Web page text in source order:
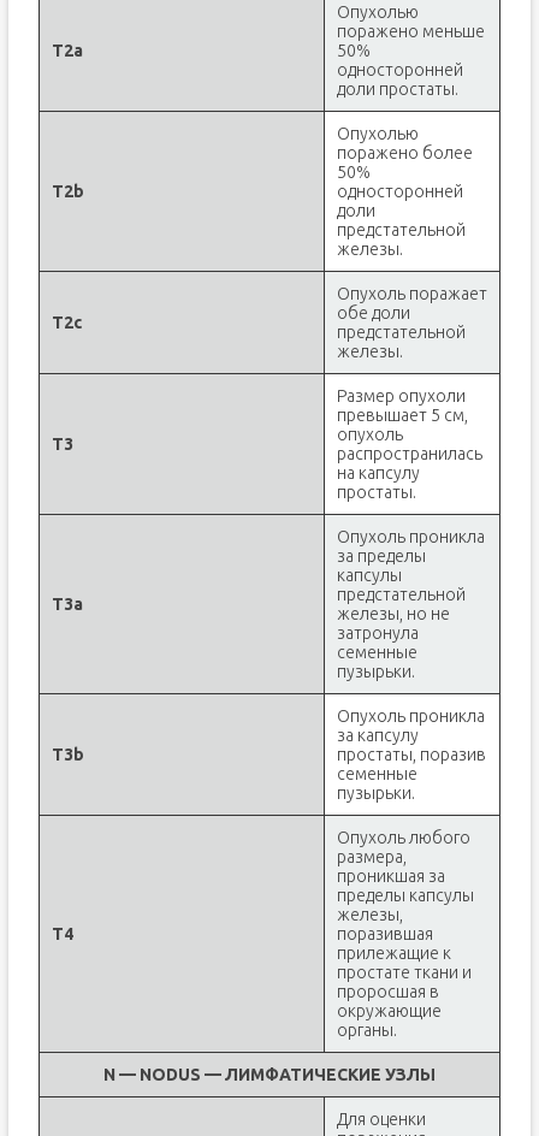
T2a
Опухолью
поражено меньше
50%
односторонней
доли простаты.
T2b
Опухолью
поражено более
50%
односторонней
доли
предстательной
железы.
T2c
Опухоль поражает
обе доли
предстательной
железы.
T3
Размер опухоли
превышает 5 см,
опухоль
распространилась
на капсулу
простаты.
T3a
Опухоль проникла
за пределы
капсулы
предстательной
железы, но не
затронула
семенные
пузырьки.
T3b
Опухоль проникла
за капсулу
простаты, поразив
семенные
пузырьки.
T4
Опухоль любого
размера,
проникшая за
пределы капсулы
железы,
поразившая
прилежащие к
простате ткани и
проросшая в
окружающие
органы.
N — NODUS — ЛИМФАТИЧЕСКИЕ УЗЛЫ
Для оценки